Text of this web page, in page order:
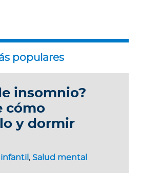
, Salud mental
insomnio?
cómo
y dormir